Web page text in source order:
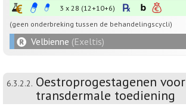
3 x 28 (12+10+6)
(geen onderbreking tussen de behandelingscycli)
Velbienne (Exeltis)
6.3.2.2. Oestroprogestagenen voor
transdermale toediening